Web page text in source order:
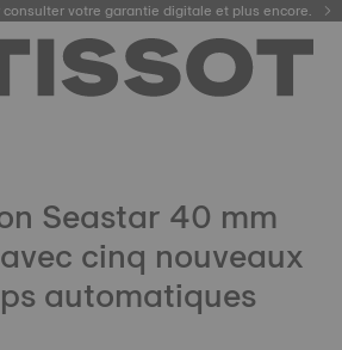
et retour offert sous 30 jours.
Seastar 40 mm
cinq nouveaux
automatiques